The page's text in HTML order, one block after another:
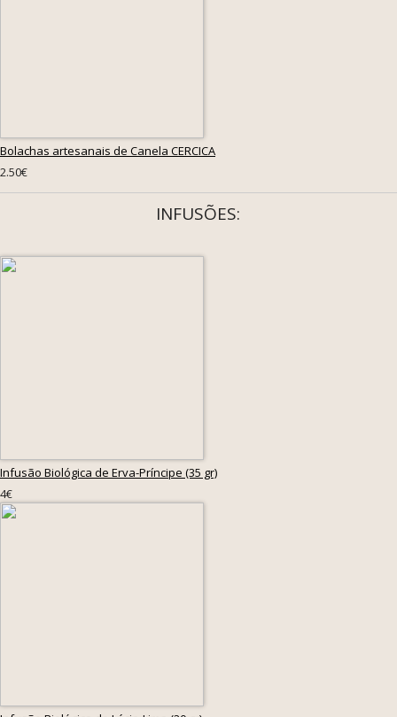
Bolachas artesanais de Canela CERCICA
2.50€
INFUSÕES:
Infusão Biológica de Erva-Príncipe (35 gr)
4€